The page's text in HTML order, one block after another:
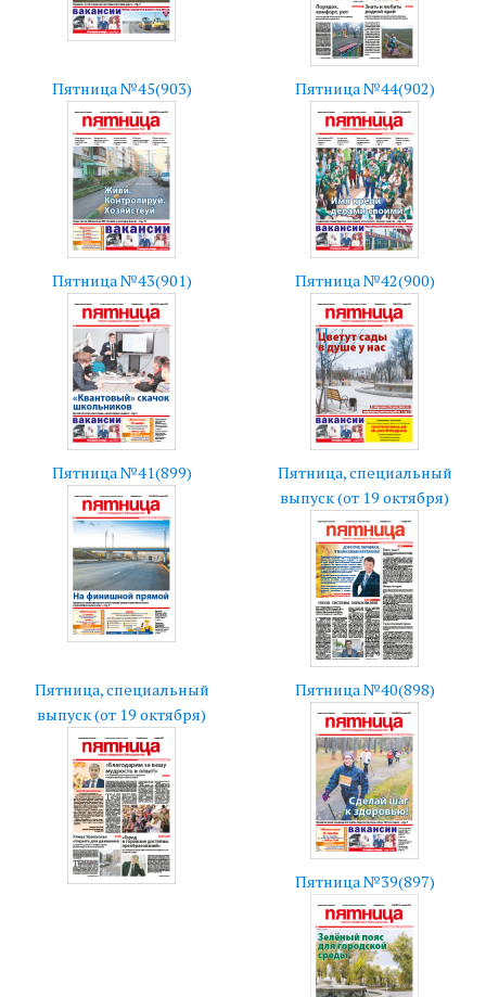
Пятница №45(903) Пятница №44(902)
Пятница №43(901) Пятница №42(900)
Пятница №41(899)
Пятница, специальный
выпуск (от 19 октября)
Пятница, специальный
выпуск (от 19 октября)
Пятница №40(898)
Пятница №39(897)